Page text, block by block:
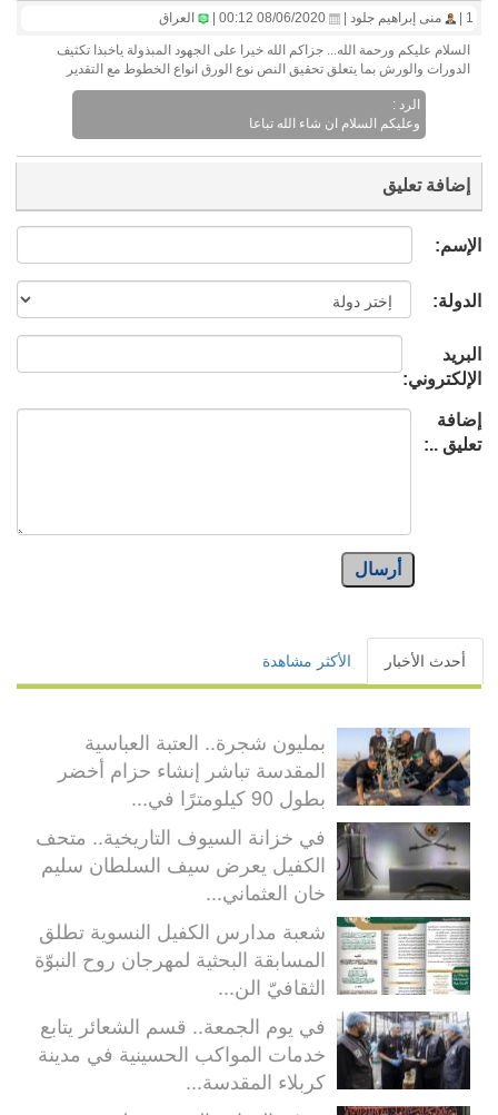
1 | منى إبراهيم جلود | العراق
السلام عليكم ورحمة الله... جزاكم الله خيرا على الجهود المبذولة ياخبذا تكثيف
الدورات والورش بما يتعلق تحقيق النص نوع الورق انواع الخطوط مع التقدير
الرد :
وعليكم السلام ان شاء الله تباعا
إضافة تعليق
الإسم:
الدولة:
البريد
الإلكتروني:
إضافة
تعليق ..:
أرسال
أحدث الأخبار الأكثر مشاهدة
بمليون شجرة.. العتبة العباسية
المقدسة تباشر إنشاء حزام أخضر
بطول 90 كيلومترًا في...
في خزانة السيوف التاريخية.. متحف
الكفيل يعرض سيف السلطان سليم
خان العثماني...
شعبة مدارس الكفيل النسوية تطلق
المسابقة البحثية لمهرجان روح النبوّة
الثقافيّ الن...
في يوم الجمعة.. قسم الشعائر يتابع
خدمات المواكب الحسينية في مدينة
كربلاء المقدسة...